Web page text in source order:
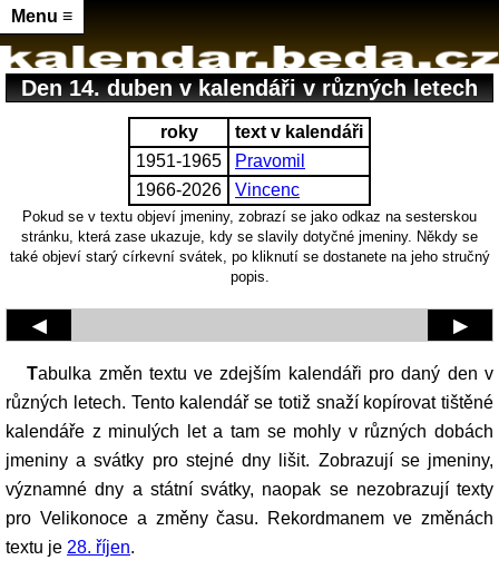
Menu ≡
Den 14. duben v kalendáři v různých letech
roky
text v kalendáři
1951-1965
Pravomil
1966-2026
Vincenc
Pokud se v textu objeví jmeniny, zobrazí se jako odkaz na sesterskou
stránku, která zase ukazuje, kdy se slavily dotyčné jmeniny. Někdy se
také objeví starý církevní svátek, po kliknutí se dostanete na jeho stručný
popis.
◀ ▶
Tabulka změn textu ve zdejším kalendáři pro daný den v
různých letech. Tento kalendář se totiž snaží kopírovat tištěné
kalendáře z minulých let a tam se mohly v různých dobách
jmeniny a svátky pro stejné dny lišit. Zobrazují se jmeniny,
významné dny a státní svátky, naopak se nezobrazují texty
pro Velikonoce a změny času. Rekordmanem ve změnách
textu je 28. říjen.